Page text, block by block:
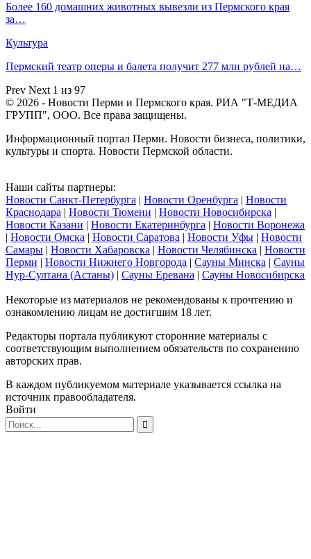
Более 160 домашних животных вывезли из Пермского края
за…
Культура
Пермский театр оперы и балета получит 277 млн рублей на…
Prev Next 1 из 97
© 2026 - Новости Перми и Пермского края. РИА "Т-МЕДИА
ГРУПП", ООО. Все права защищены.
Информационный портал Перми. Новости бизнеса, политики,
культуры и спорта. Новости Пермской области.
Наши сайты партнеры:
Новости Санкт-Петербурга | Новости Оренбурга | Новости
Краснодара | Новости Тюмени | Новости Новосибирска |
Новости Казани | Новости Екатеринбурга | Новости Воронежа
| Новости Омска | Новости Саратова | Новости Уфы | Новости
Самары | Новости Хабаровска | Новости Челябинска | Новости
Перми | Новости Нижнего Новгорода | Сауны Минска | Сауны
Нур-Султана (Астаны) | Сауны Еревана | Сауны Новосибирска
Некоторые из материалов не рекомендованы к прочтению и
ознакомлению лицам не достигшим 18 лет.
Редакторы портала публикуют сторонние материалы с
соответствующим выполнением обязательств по сохранению
авторских прав.
В каждом публикуемом материале указывается ссылка на
источник правообладателя.
Войти